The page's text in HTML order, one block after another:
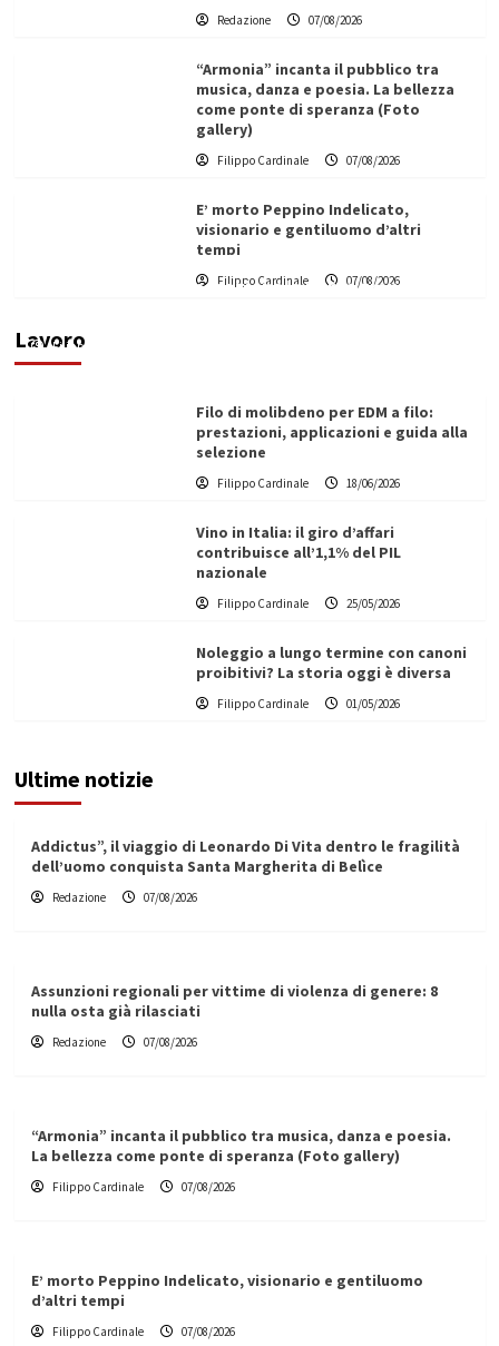
Redazione 07/08/2026
“Armonia” incanta il pubblico tra
musica, danza e poesia. La bellezza
come ponte di speranza (Foto
gallery)
Filippo Cardinale 07/08/2026
E’ morto Peppino Indelicato,
visionario e gentiluomo d’altri
tempi
Filippo Cardinale 07/08/2026
Lavoro
L’ingegnere saccense Buscarnera partner chiave
di un progetto transnazionale per la transizione
Filippo Cardinale
Filo di molibdeno per EDM a filo:
prestazioni, applicazioni e guida alla
selezione
Filippo Cardinale 18/06/2026
Vino in Italia: il giro d’affari
contribuisce all’1,1% del PIL
nazionale
Filippo Cardinale 25/05/2026
Noleggio a lungo termine con canoni
proibitivi? La storia oggi è diversa
Filippo Cardinale 01/05/2026
Ultime notizie
Addictus”, il viaggio di Leonardo Di Vita dentro le fragilità
dell’uomo conquista Santa Margherita di Belìce
Redazione 07/08/2026
Assunzioni regionali per vittime di violenza di genere: 8
nulla osta già rilasciati
Redazione 07/08/2026
“Armonia” incanta il pubblico tra musica, danza e poesia.
La bellezza come ponte di speranza (Foto gallery)
Filippo Cardinale 07/08/2026
E’ morto Peppino Indelicato, visionario e gentiluomo
d’altri tempi
Filippo Cardinale 07/08/2026